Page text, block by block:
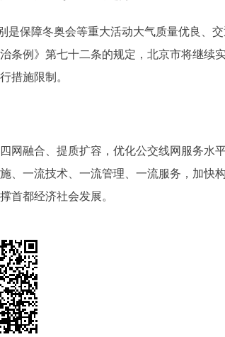
保障冬奥会等重大活动大气质量优良、
条例》第七十二条的规定，北京市将继续
措施限制。
融合、提质扩容，优化公交线网服务水
一流技术、一流管理、一流服务，加快
首都经济社会发展。